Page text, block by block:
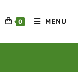
0 MENU